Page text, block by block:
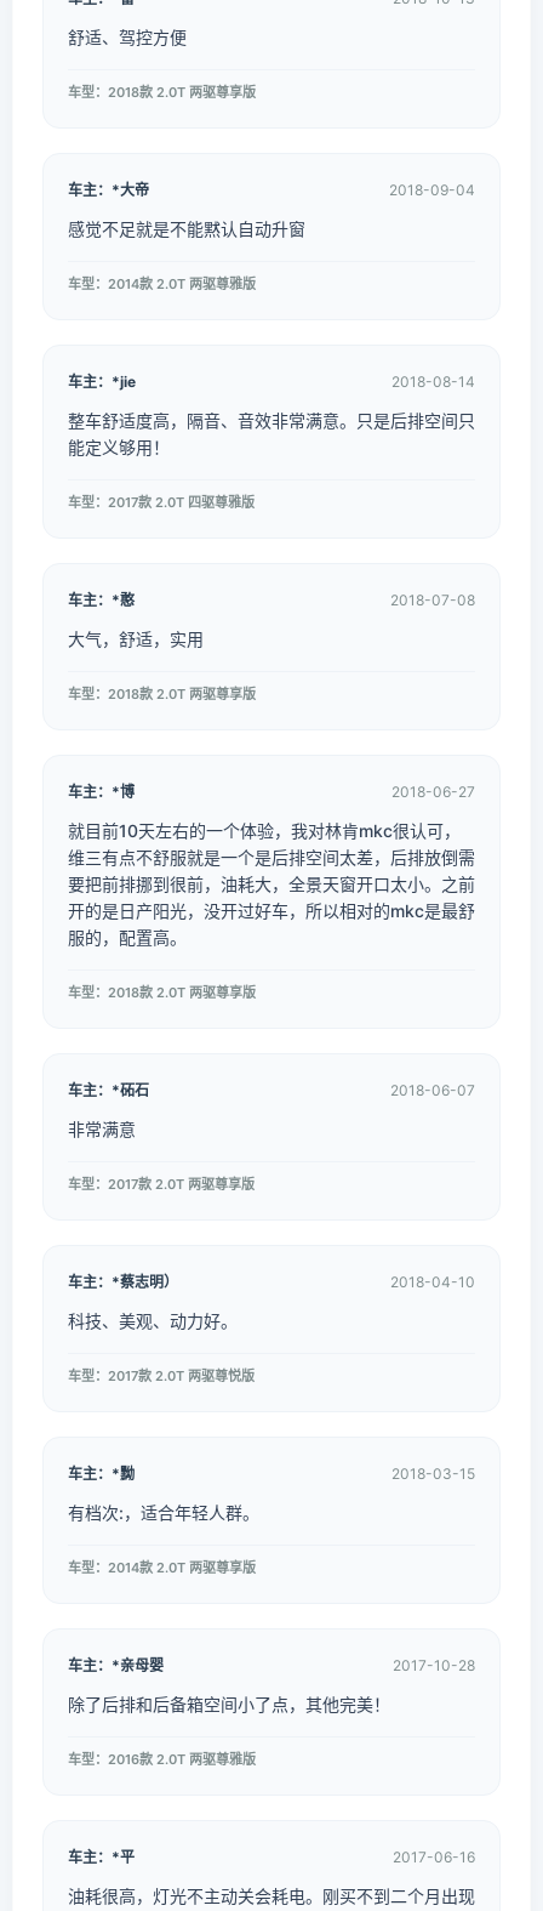
舒适、驾控方便
车型：2018款 2.0T 两驱尊享版
车主：*大帝 2018-09-04
感觉不足就是不能黙认自动升窗
车型：2014款 2.0T 两驱尊雅版
车主：*jie 2018-08-14
整车舒适度高，隔音、音效非常满意。只是后排空间只
能定义够用！
车型：2017款 2.0T 四驱尊雅版
车主：*憨 2018-07-08
大气，舒适，实用
车型：2018款 2.0T 两驱尊享版
车主：*博 2018-06-27
就目前10天左右的一个体验，我对林肯mkc很认可，
维三有点不舒服就是一个是后排空间太差，后排放倒需
要把前排挪到很前，油耗大，全景天窗开口太小。之前
开的是日产阳光，没开过好车，所以相对的mkc是最舒
服的，配置高。
车型：2018款 2.0T 两驱尊享版
车主：*砳石 2018-06-07
非常满意
车型：2017款 2.0T 两驱尊享版
车主：*蔡志明） 2018-04-10
科技、美观、动力好。
车型：2017款 2.0T 两驱尊悦版
车主：*黝 2018-03-15
有档次:，适合年轻人群。
车型：2014款 2.0T 两驱尊享版
车主：*亲母婴 2017-10-28
除了后排和后备箱空间小了点，其他完美！
车型：2016款 2.0T 两驱尊雅版
车主：*平 2017-06-16
油耗很高，灯光不主动关会耗电。刚买不到二个月出现